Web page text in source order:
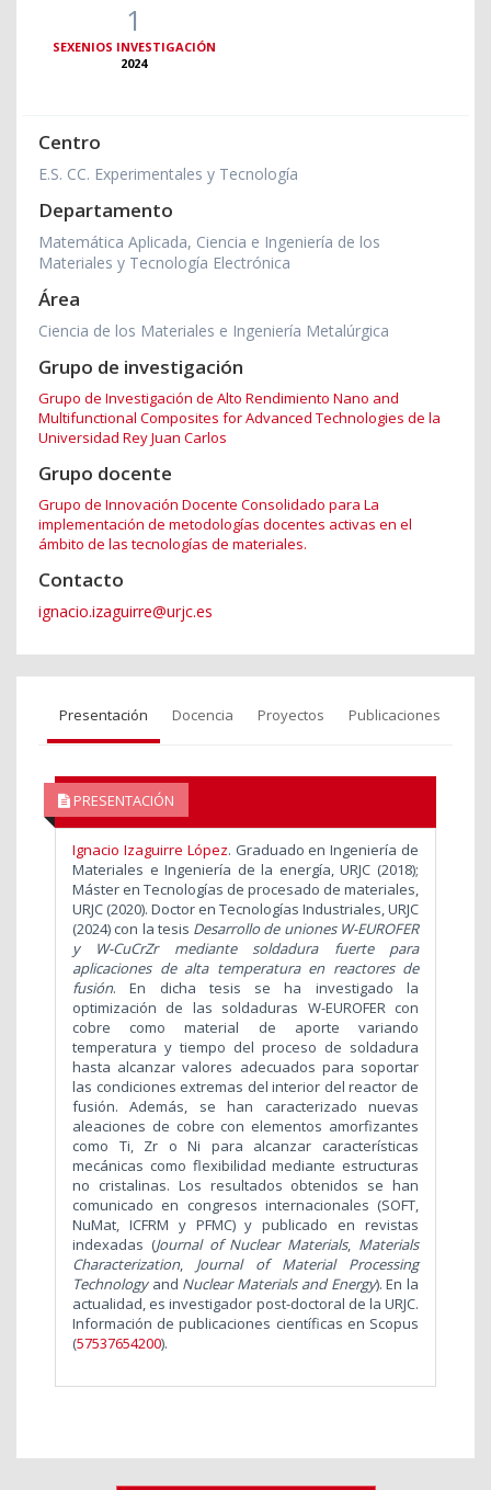
1
SEXENIOS INVESTIGACIÓN
2024
Centro
E.S. CC. Experimentales y Tecnología
Departamento
Matemática Aplicada, Ciencia e Ingeniería de los
Materiales y Tecnología Electrónica
Área
Ciencia de los Materiales e Ingeniería Metalúrgica
Grupo de investigación
Grupo de Investigación de Alto Rendimiento Nano and
Multifunctional Composites for Advanced Technologies de la
Universidad Rey Juan Carlos
Grupo docente
Grupo de Innovación Docente Consolidado para La
implementación de metodologías docentes activas en el
ámbito de las tecnologías de materiales.
Contacto
ignacio.izaguirre@urjc.es
Presentación Docencia Proyectos Publicaciones
PRESENTACIÓN
Ignacio Izaguirre López. Graduado en Ingeniería de
Materiales e Ingeniería de la energía, URJC (2018);
Máster en Tecnologías de procesado de materiales,
URJC (2020). Doctor en Tecnologías Industriales, URJC
(2024) con la tesis Desarrollo de uniones W-EUROFER
y W-CuCrZr mediante soldadura fuerte para
aplicaciones de alta temperatura en reactores de
fusión. En dicha tesis se ha investigado la
optimización de las soldaduras W-EUROFER con
cobre como material de aporte variando
temperatura y tiempo del proceso de soldadura
hasta alcanzar valores adecuados para soportar
las condiciones extremas del interior del reactor de
fusión. Además, se han caracterizado nuevas
aleaciones de cobre con elementos amorfizantes
como Ti, Zr o Ni para alcanzar características
mecánicas como flexibilidad mediante estructuras
no cristalinas. Los resultados obtenidos se han
comunicado en congresos internacionales (SOFT,
NuMat, ICFRM y PFMC) y publicado en revistas
indexadas (Journal of Nuclear Materials, Materials
Characterization, Journal of Material Processing
Technologyand Nuclear Materials and Energy). En la
actualidad, es investigador post-doctoral de la URJC.
Información de publicaciones científicas en Scopus
(57537654200).